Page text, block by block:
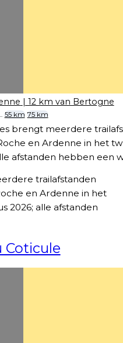
| 12 km van Bertogne
55 km 75 km
brengt meerdere
en Ardenne in het
afstanden hebben een
trailafstanden
en Ardenne in het
2026; alle afstanden
Coticule